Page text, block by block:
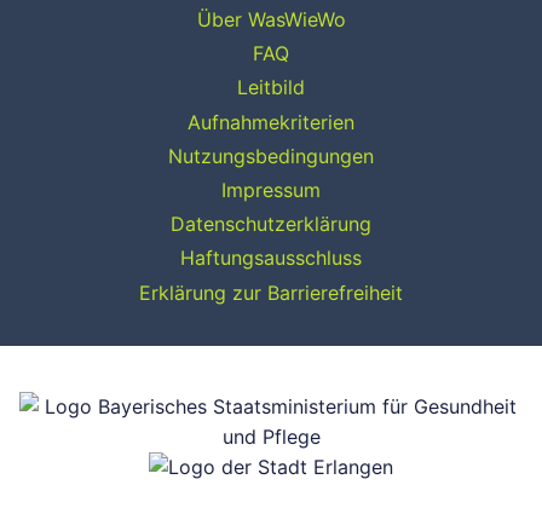
Über WasWieWo
FAQ
Leitbild
Aufnahmekriterien
Nutzungsbedingungen
Impressum
Datenschutzerklärung
Haftungsausschluss
Erklärung zur Barrierefreiheit